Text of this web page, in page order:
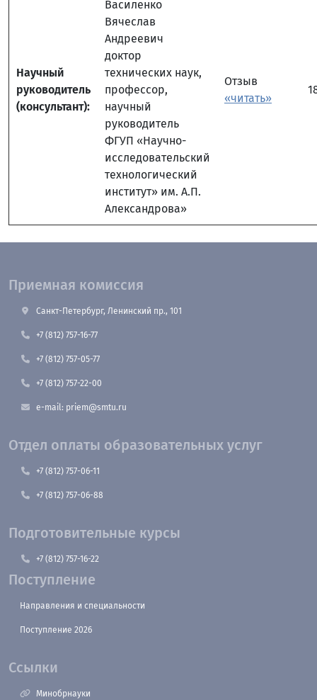
Научный
руководитель
(консультант):
Василенко
Вячеслав
Андреевич
доктор
технических наук,
профессор,
научный
руководитель
ФГУП «Научно-
исследовательский
технологический
институт» им. А.П.
Александрова»
Отзыв
«читать»
Приемная комиссия
Санкт-Петербург, Ленинский пр., 101
+7 (812) 757-16-77
+7 (812) 757-05-77
+7 (812) 757-22-00
e-mail: priem@smtu.ru
Отдел оплаты образовательных услуг
+7 (812) 757-06-11
+7 (812) 757-06-88
Подготовительные курсы
+7 (812) 757-16-22
Поступление
Направления и специальности
Поступление 2026
Ссылки
Минобрнауки